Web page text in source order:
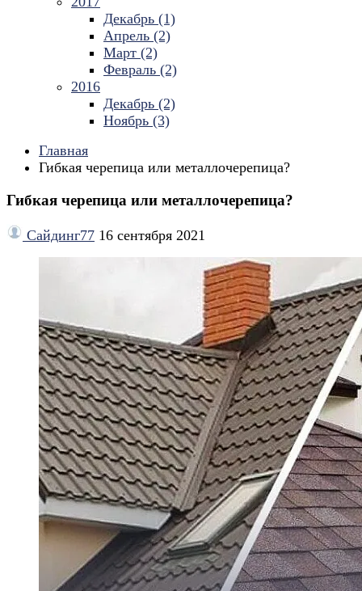
Декабрь (1)
Апрель (2)
Март (2)
Февраль (2)
2016
Декабрь (2)
Ноябрь (3)
Главная
Гибкая черепица или металлочерепица?
Гибкая черепица или металлочерепица?
Сайдинг77 16 сентября 2021